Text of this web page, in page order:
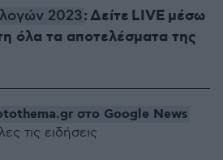
2023: Δείτε LIVE μέσω
όλα τα αποτελέσματα της
στο Google News
τις ειδήσεις